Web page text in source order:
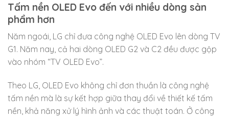
Tấm nền OLED Evo đến với nhiều dòng sản
phẩm hơn
Năm ngoái, LG chỉ đưa công nghệ OLED Evo lên dòng TV
G1. Năm nay, cả hai dòng OLED G2 và C2 đều được gộp
vào nhóm “TV OLED Evo”.
Theo LG, OLED Evo không chỉ đơn thuần là công nghệ
tấm nền mà là sự kết hợp giữa thay đổi về thiết kế tấm
nền, khả năng xử lý hình ảnh và các thuật toán. Ở công